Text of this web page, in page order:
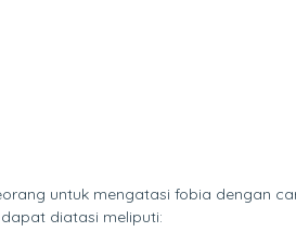
untuk mengatasi fobia dengan
diatasi meliputi: